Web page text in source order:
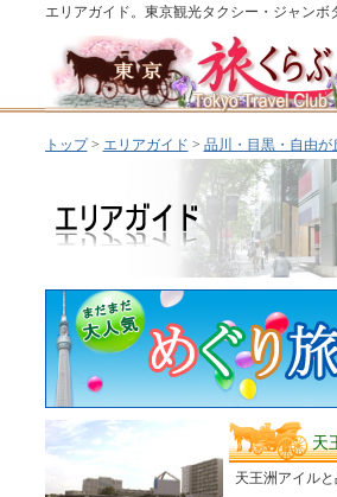
エリアガイド。東京観光タクシー・ジャン
トップ> エリアガイド > 品川・目黒・自由が
天
天王洲アイル